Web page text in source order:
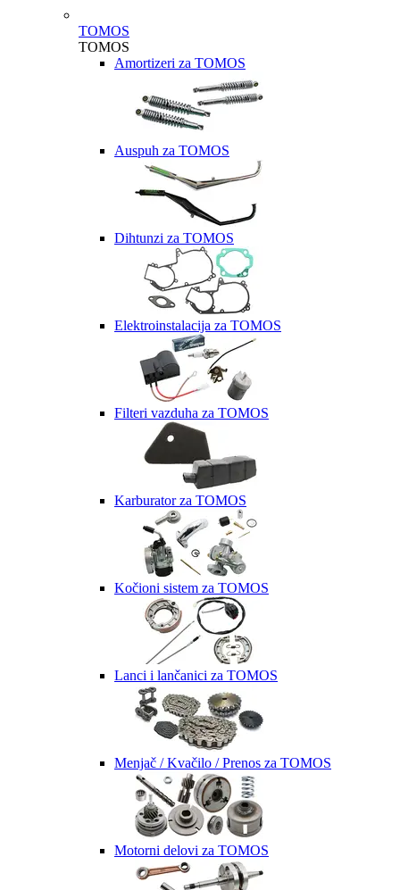
TOMOS
TOMOS
Amortizeri za TOMOS
Auspuh za TOMOS
Dihtunzi za TOMOS
Elektroinstalacija za TOMOS
Filteri vazduha za TOMOS
Karburator za TOMOS
Kočioni sistem za TOMOS
Lanci i lančanici za TOMOS
Menjač / Kvačilo / Prenos za TOMOS
Motorni delovi za TOMOS